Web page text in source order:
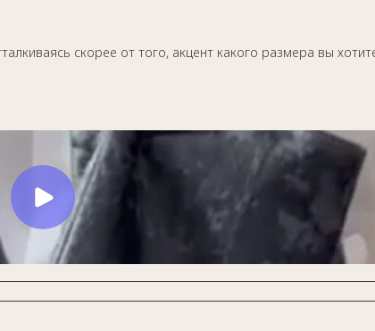
скорее от того, акцент какого размера вы